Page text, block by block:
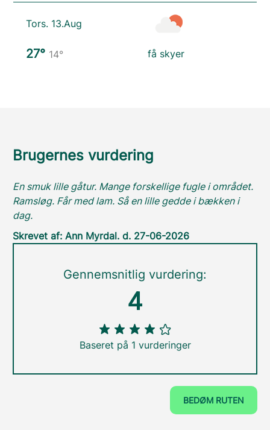
Tors. 13.Aug
27° 14° få skyer
Brugernes vurdering
En smuk lille gåtur. Mange forskellige fugle i området.
Ramsløg. Får med lam. Så en lille gedde i bækken i
dag.
Skrevet af: Ann Myrdal. d. 27-06-2026
Gennemsnitlig vurdering:
4
Baseret på 1 vurderinger
BEDØM RUTEN